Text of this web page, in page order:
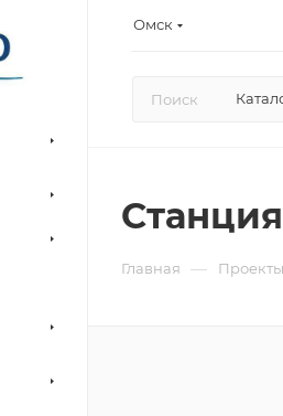
Омск
Главная — Проекты